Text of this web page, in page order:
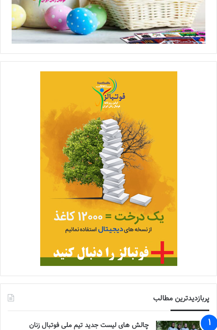
پربازدیدترین مطالب
چالش هاى ليست جدید تيم ملى فوتبال زنان